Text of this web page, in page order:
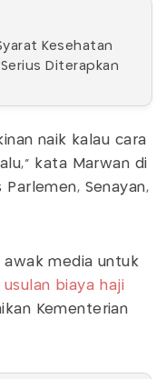
Kesehatan
Diterapkan
naik kalau cara
kata Marwan di
Senayan,
awak media untuk
usulan biaya haji
Kementerian